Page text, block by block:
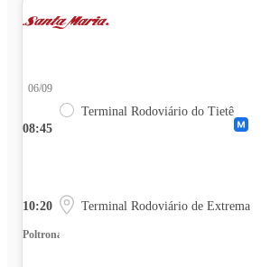
08:45
06/09
Terminal Rodoviário do Tietê
10:20 Terminal Rodoviário de Extrema
Poltrona